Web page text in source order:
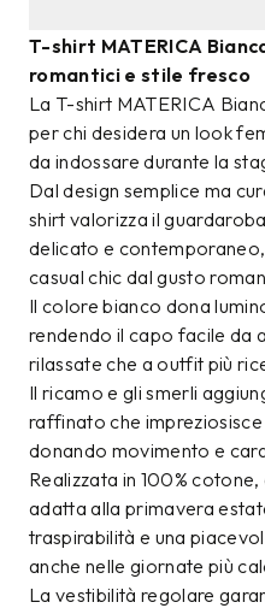
T-shirt MATERICA
romantici e stile fresco
La T-shirt MATERICA
per chi desidera un look
da indossare durante la
Dal design semplice ma
shirt valorizza il
delicato e
casual chic dal gusto
Il colore bianco dona
rendendo il capo facile da
rilassate che a outfit più
Il ricamo e gli smerli
raffinato che
donando movimento e
Realizzata in 100%
adatta alla primavera
traspirabilità e una
anche nelle giornate più
La vestibilità regolare